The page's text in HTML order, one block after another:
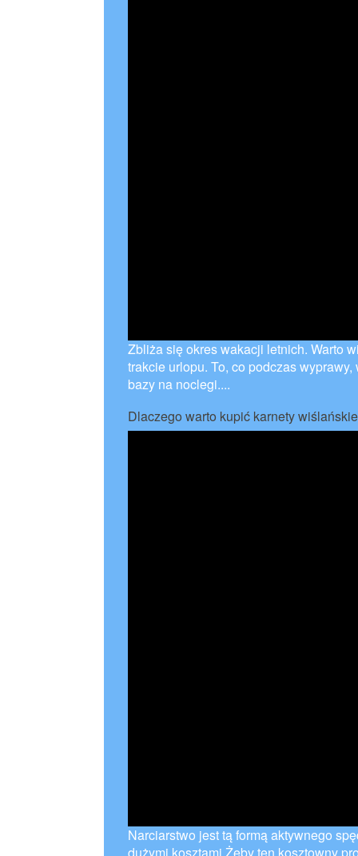
Zbliża się okres wakacji letnich. Warto
trakcie urlopu. To, co podczas
bazy na noclegi....
Dlaczego warto kupić karnety
Narciarstwo jest tą formą aktywnego
dużymi kosztami.Żeby ten kosztowny